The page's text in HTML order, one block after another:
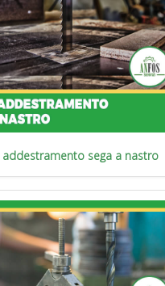
addestramento sega a nastro